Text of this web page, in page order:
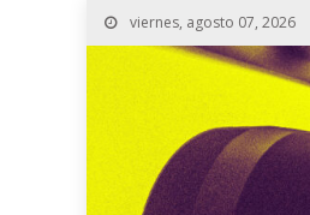
viernes, agosto 07, 2026